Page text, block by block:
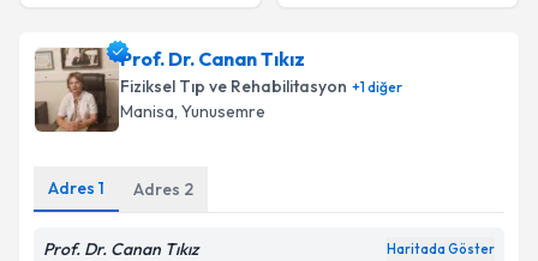
Prof. Dr. Canan Tıkız
Fiziksel Tıp ve Rehabilitasyon +1diğer
Manisa, Yunusemre
Adres 1 Adres 2
Prof. Dr. Canan Tıkız Haritada Göster